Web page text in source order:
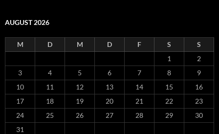
AUGUST 2026
M D M D F S
S
1
2
3
4 5 6 7 8
9
10
11 12 13 14 15
16
17
18 19 20 21 22
23
24
25 26 27 28 29
30
31